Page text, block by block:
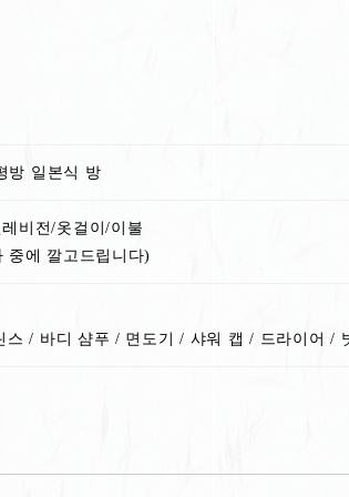
방 일본식 방
비전/옷걸이/이불
중에 깔고드립니다)
/ 바디 샴푸 / 면도기 / 샤워 캡 / 드라이어 /